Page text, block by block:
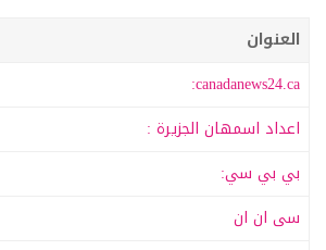
العنوان
canadanews24.ca:
اعداد اسمهان الجزيرة :
بي بي سي:
سى ان ان